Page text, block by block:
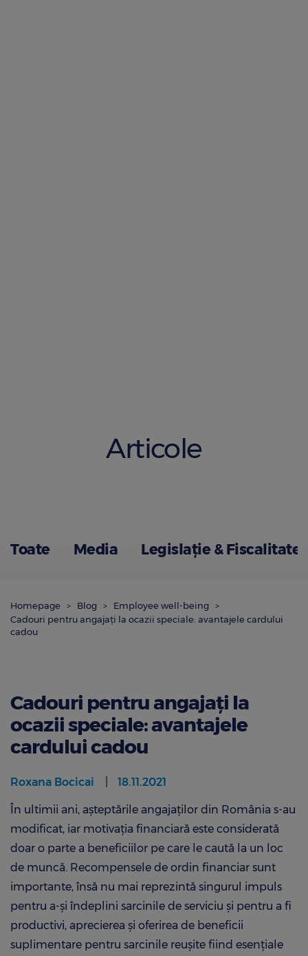
Articole
Toate Media Legislație & Fiscalitate
Homepage Blog
Employee well-being
Cadouri pentru angajați la ocazii speciale: avantajele cardului
cadou
Cadouri pentru angajați la
ocazii speciale: avantajele
cardului cadou
Roxana Bocicai 18.11.2021
În ultimii ani, așteptările angajaților din România s-au
modificat, iar motivația financiară este considerată
doar o parte a beneficiilor pe care le caută la un loc
de muncă. Recompensele de ordin financiar sunt
importante, însă nu mai reprezintă singurul impuls
pentru a-și îndeplini sarcinile de serviciu și pentru a fi
productivi, aprecierea și oferirea de beneficii
suplimentare pentru sarcinile reușite fiind esențiale